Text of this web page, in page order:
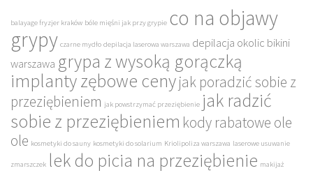
balayage fryzjer kraków bóle mięśni jak przy grypie co na objawy
grypy czarne mydło depilacja laserowa warszawa depilacja okolic bikini
warszawa grypa z wysoką gorączką
implanty zębowe cenyjak poradzić sobie z
przeziębieniem jak powstrzymać przeziębienie jak radzić
sobie z przeziębieniem kody rabatowe ole
ole kosmetyki do sauny kosmetyki do solarium Kriolipoliza warszawa laserowe usuwanie
zmarszczek lek do picia na przeziębienie makijaż